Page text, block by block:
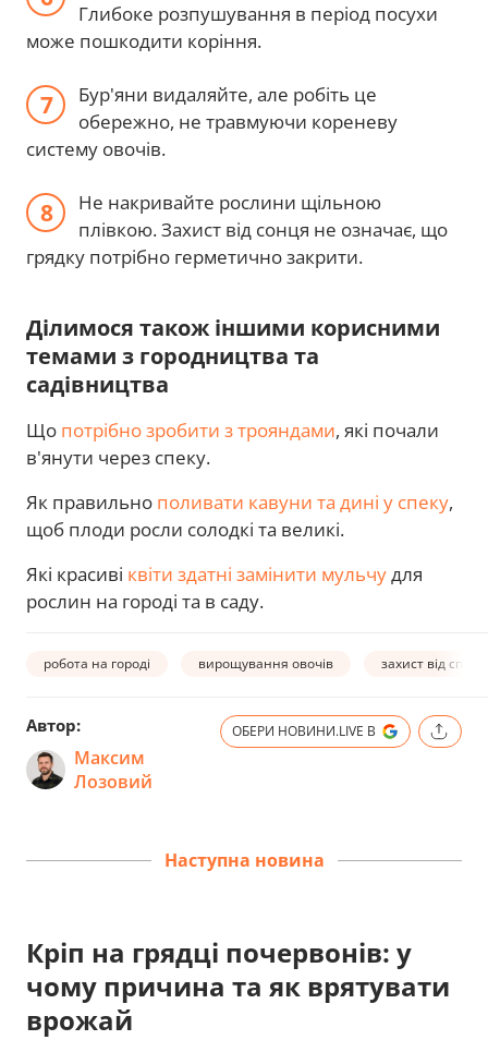
Глибоке розпушування в період посухи
може пошкодити коріння.
Бур'яни видаляйте, але робіть це
обережно, не травмуючи кореневу
систему овочів.
Не накривайте рослини щільною
плівкою. Захист від сонця не означає, що
грядку потрібно герметично закрити.
Ділимося також іншими корисними
темами з городництва та
садівництва
Що потрібно зробити з трояндами, які почали
в'янути через спеку.
Як правильно поливати кавуни та дині у спеку,
щоб плоди росли солодкі та великі.
Які красиві квіти здатні замінити мульчудля
рослин на городі та в саду.
робота на городі вирощування овочів захист від спеки
Автор:
Максим
Лозовий
ОБЕРИ НОВИНИ.LIVE В
Наступна новина
Кріп на грядці почервонів: у
чому причина та як врятувати
врожай